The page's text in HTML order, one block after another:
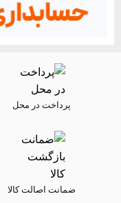
پرداخت در محل
ضمانت اصالت کالا